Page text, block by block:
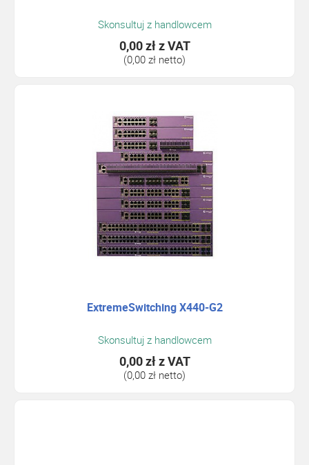
Skonsultuj z handlowcem
0,00 złz VAT
(0,00 zł netto)
ExtremeSwitching X440-G2
Skonsultuj z handlowcem
0,00 złz VAT
(0,00 zł netto)